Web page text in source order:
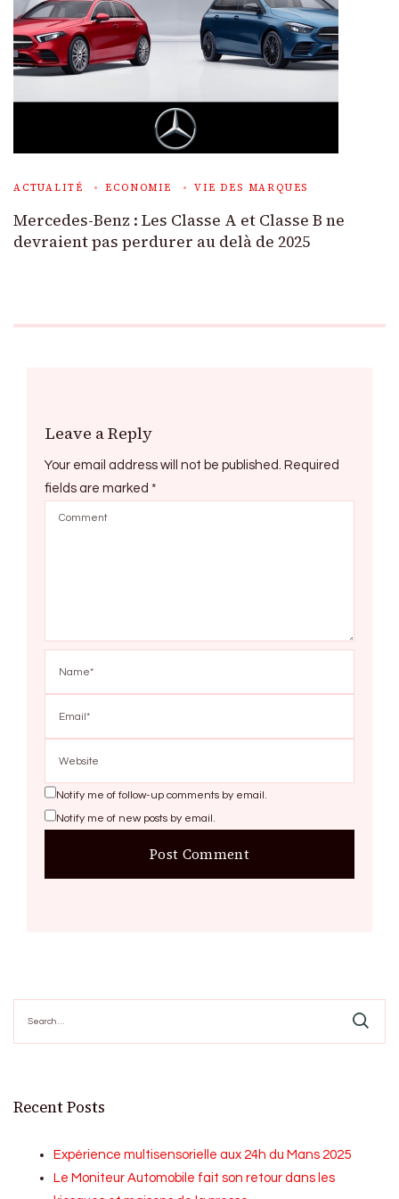
ACTUALITÉ ECONOMIE VIE DES MARQUES
Mercedes-Benz : Les Classe A et Classe B ne
devraient pas perdurer au delà de 2025
Leave a Reply
Your email address will not be published. Required
fields are marked *
Notify me of follow-up comments by email.
Notify me of new posts by email.
for:
Recent Posts
Expérience multisensorielle aux 24h du Mans 2025
Le Moniteur Automobile fait son retour dans les